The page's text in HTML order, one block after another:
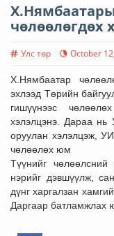
чөлөөлөгдөх
Улс төр October
Х.Нямбаатар
эхлээд Төрийн
гишүүнээс
хэлэлцэнэ. Дараа нь
оруулан хэлэлцэж,
чөлөөлөх юм
Түүнийг
нэрийг дэвшүүлж,
дүнг харгалзан
Даргаар батламжлах